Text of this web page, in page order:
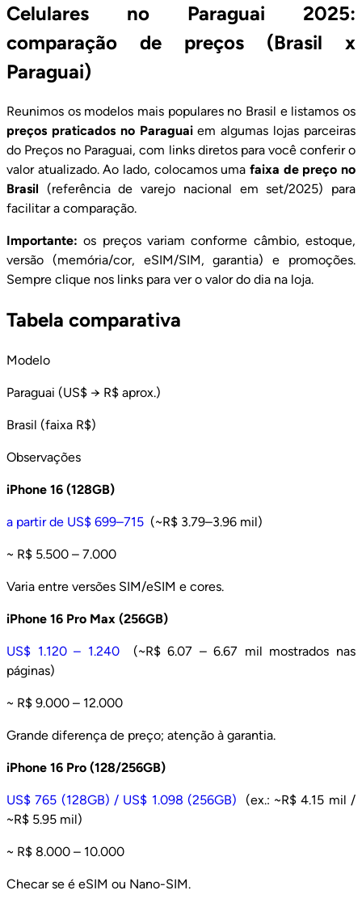
Celulares no Paraguai 2025:
comparação de preços (Brasil x
Paraguai)
Reunimos os modelos mais populares no Brasil e listamos os
preços praticados no Paraguaiem algumas lojas parceiras
do Preços no Paraguai, com links diretos para você conferir o
valor atualizado. Ao lado, colocamos uma faixa de preço no
Brasil (referência de varejo nacional em set/2025) para
facilitar a comparação.
Importante: os preços variam conforme câmbio, estoque,
versão (memória/cor, eSIM/SIM, garantia) e promoções.
Sempre clique nos links para ver o valor do dia na loja.
Tabela comparativa
Modelo
Paraguai (US$ → R$ aprox.)
Brasil (faixa R$)
Observações
iPhone 16 (128GB)
a partir de US$ 699–715 (~R$ 3.79–3.96 mil)
~ R$ 5.500 – 7.000
Varia entre versões SIM/eSIM e cores.
iPhone 16 Pro Max (256GB)
US$ 1.120 – 1.240(~R$ 6.07 – 6.67 mil mostrados nas
páginas)
~ R$ 9.000 – 12.000
Grande diferença de preço; atenção à garantia.
iPhone 16 Pro (128/256GB)
US$ 765 (128GB) / US$ 1.098 (256GB) (ex.: ~R$ 4.15 mil /
~R$ 5.95 mil)
~ R$ 8.000 – 10.000
Checar se é eSIM ou Nano-SIM.